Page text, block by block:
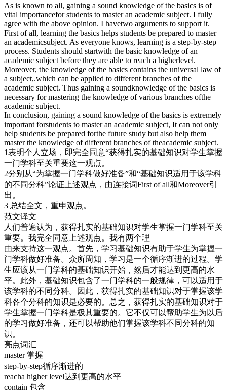
As is known to all, gaining a sound knowledge of the basics is of
vital importancefor students to master an academic subject. I fully
agree with the above opinion. I havetwo arguments to support it.
First of all, learning the basics helps students be prepared to master
an academicsubject. As everyone knows, learning is a step-by-step
process. Students should startwith the basic knowledge of an
academic subject before they are able to reach a higherlevel.
Moreover, the knowledge of the basics contains the universal law of
a subject,.which can be applied to different branches of the
academic subject. Thus gaining a soundknowledge of the basics is
necessary for mastering the knowledge of various branches ofthe
academic subject.
In conclusion, gaining a sound knowledge of the basics is extremely
important forstudents to master an academic subject, It can not only
help students be prepared forthe future study but also help them
master the knowledge of different branches of theacademic subject.
1表明个人立场，即完全同意“获得扎实的基础知识对学生掌握
一门学科至关重要这一观点。
2分别从“为掌握一门学科做好准备”和“基础知识适用于该学科
的不同分科”论证上述观点，由连接词First of all和Moreover引|
出。
3 总结全文，重申观点。
范文译文
人们普遍认为，获得扎实的基础知识对学生掌握一门学科至关
重要。我完全同意上述观点。我有两个理
由来支持这一观点。首先，学习基础知识有助于学生为掌握一
门学科做好准备。众所周知，学习是一个循序渐进的过程。学
生应该从一门学科的基础知识开始，然后才能达到更高的水
平。此外，基础知识包含了一门学科的一般规律，可以适用于
该学科的不同分科。因此，获得扎实的基础知识对于掌握该学
科各个分科的知识是必要的。总之，获得扎实的基础知识对于
学生掌握一门学科是极其重要的。它不仅可以帮助学生为以后
的学习做好准备，还可以帮助他们掌握该学科不同分科的知
识。
亮点词汇
master 掌握
step-by-step循序渐进的
reacha higher level达到更高的水平
contain 包含